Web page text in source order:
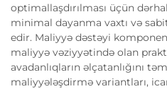
optimallaşdırılması üçün
minimal dayanma vaxtı və
edir. Maliyyə dəstəyi
maliyyə vəziyyətində olan
avadanlıqların əlçatanlığını
maliyyələşdirmə variantları,